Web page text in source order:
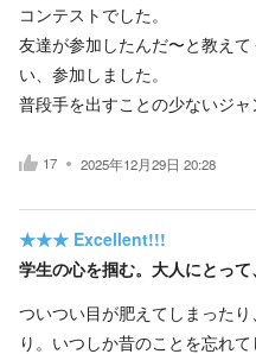
コンテストでした。
友達が参加したんだ〜と教え
い、参加しました。
普段手を出すことの少ないジ
17 2025年12月29日 20:28
★★★ Excellent!!!
学生の心を掴む。大人にとっ
ついつい目が肥えてしまった
り。いつしか昔のことを忘れて